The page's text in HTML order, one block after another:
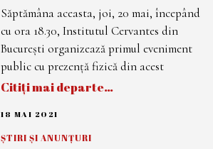
Săptămâna aceasta, joi, 20 mai, începând
cu ora 18.30, Institutul Cervantes din
București organizează primul eveniment
public cu prezență fizică din acest
Citiți mai departe…
18 MAI 2021
M
ȘTIRI ȘI ANUNȚURI